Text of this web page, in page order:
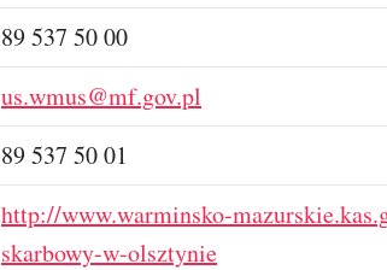
89 537 50 00
us.wmus@mf.gov.pl
89 537 50 01
http://www.warminsko-
skarbowy-w-olsztynie